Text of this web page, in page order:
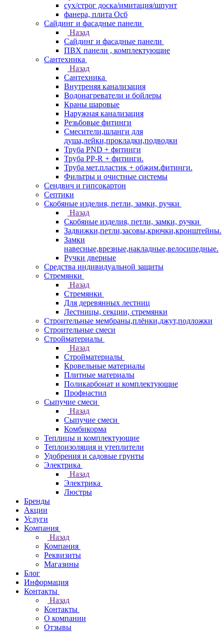
сух/строг доска/имитация/шпунт
фанера, плита Осб
Сайдинг и фасадные панели
Назад
Сайдинг и фасадные панели
ПВХ панели , комплектующие
Сантехника
Назад
Сантехника
Внутреняя канализация
Водонагреватели и бойлеры
Краны шаровые
Наружная канализация
Резьбовые фитинги
Смесители,шланги для
душа,лейки,прокладки,подводки
Труба PND + фитинги
Труба PP-R + фитинги.
Труба мет.пластик + обжим.фитинги.
Фильтры и очистные системы
Сендвич и гипсокартон
Септики
Скобяные изделия, петли, замки, ручки
Назад
Скобяные изделия, петли, замки, ручки
Задвижки,петли,засовы,крючки,кронштейны.
Замки
навесные,врезные,накладные,велосипедные.
Ручки дверные
Средства индивидуальной защиты
Стремянки
Назад
Стремянки
Для деревянных лестниц
Лестницы, секции, стремянки
Строительные мембраны,плёнки,джут,подложки
Строительные смеси
Стройматериалы
Назад
Стройматериалы
Кровельные материалы
Плитные материалы
Поликарбонат и комплектующие
Профнастил
Сыпучие смеси
Назад
Сыпучие смеси
Комбикорма
Теплицы и комплектующие
Теплоизоляция и утеплители
Удобрения и садовые грунты
Электрика
Назад
Электрика
Люстры
Бренды
Акции
Услуги
Компания
Назад
Компания
Реквизиты
Магазины
Блог
Информация
Контакты
Назад
Контакты
О компании
Отзывы